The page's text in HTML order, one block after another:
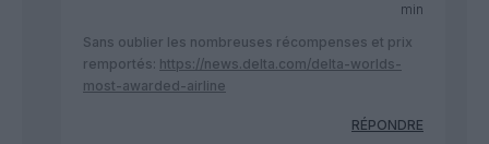
min
Sans oublier les nombreuses récompenses et prix
remportés: https://news.delta.com/delta-worlds-
most-awarded-airline
RÉPONDRE